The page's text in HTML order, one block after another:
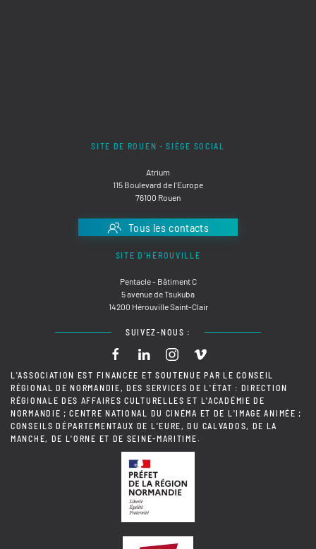
SITE DE ROUEN - SIÈGE SOCIAL
Atrium
115 Boulevard de l'Europe
76100 Rouen
Tous les contacts
SITE D'HÉROUVILLE
Pentacle - Bâtiment C
5 avenue de Tsukuba
14200 Hérouville Saint-Clair
SUIVEZ-NOUS :
L'ASSOCIATION EST FINANCÉE ET SOUTENUE PAR LE CONSEIL
RÉGIONAL DE NORMANDIE, DES SERVICES DE L'ÉTAT : DIRECTION
RÉGIONALE DES AFFAIRES CULTURELLES ET L'ACADÉMIE DE
NORMANDIE ; CENTRE NATIONAL DU CINÉMA ET DE L'IMAGE ANIMÉE ;
CONSEILS DÉPARTEMENTAUX DE L'EURE, DU CALVADOS, DE LA
MANCHE, DE L'ORNE ET DE SEINE-MARITIME.